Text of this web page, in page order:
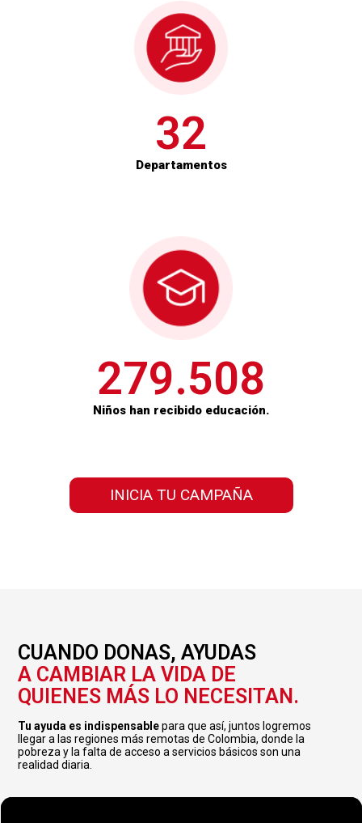
32
Departamentos
279.508
Niños han recibido educación.
INICIA TU CAMPAÑA
CUANDO DONAS, AYUDAS
A CAMBIAR LA VIDA DE
QUIENES MÁS LO NECESITAN.
Tu ayuda es indispensablepara que así, juntos logremos
llegar a las regiones más remotas de Colombia, donde la
pobreza y la falta de acceso a servicios básicos son una
realidad diaria.